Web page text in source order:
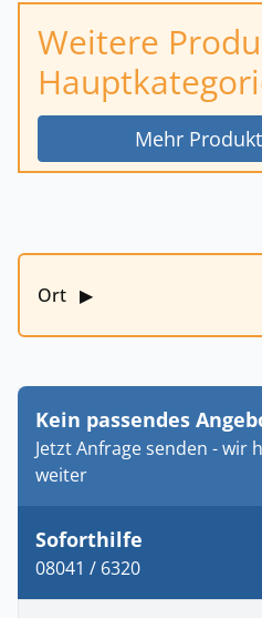
Weitere
Mehr
Ort ▶
Kein passendes
Jetzt Anfrage senden - wir
weiter
Soforthilfe
08041 / 6320